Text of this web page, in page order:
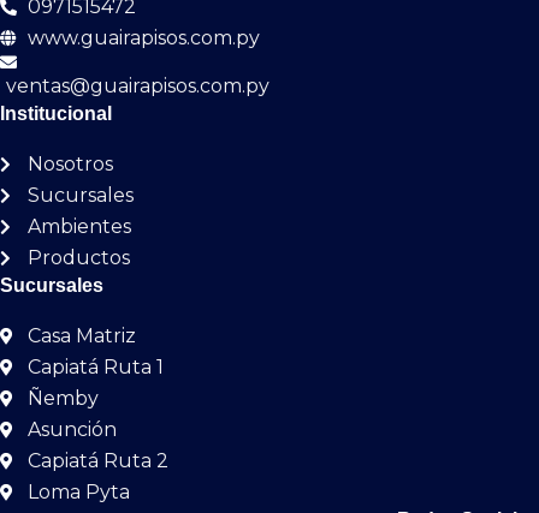
0971515472
www.guairapisos.com.py
ventas@guairapisos.com.py
Institucional
Nosotros
Sucursales
Ambientes
Productos
Sucursales
Casa Matriz
Capiatá Ruta 1
Ñemby
Asunción
Capiatá Ruta 2
Loma Pyta